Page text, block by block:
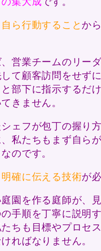
自ら行動すること か
営業チームのリー
して顧客訪問をせずに
と部下に指示するだ
きません。
ェフが包丁の握り
私たちもまず自ら
のです。
明確に伝える技術が
園を作る庭師が、
手順を丁寧に説明
ちも目標やプロセ
ればなりません。